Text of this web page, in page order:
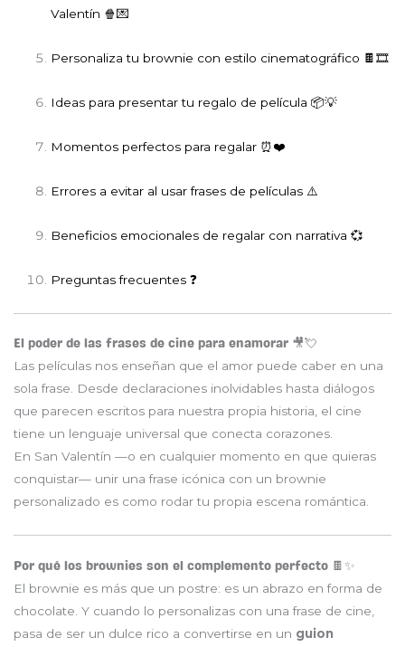
Valentín 🍿💌
Personaliza tu brownie con estilo cinematográfico 🍫🎞️
Ideas para presentar tu regalo de película 📦💡
Momentos perfectos para regalar ⏰❤️
Errores a evitar al usar frases de películas ⚠️
Beneficios emocionales de regalar con narrativa 💞
Preguntas frecuentes ❓
El poder de las frases de cine para enamorar 🎥💘
Las películas nos enseñan que el amor puede caber en una
sola frase. Desde declaraciones inolvidables hasta diálogos
que parecen escritos para nuestra propia historia, el cine
tiene un lenguaje universal que conecta corazones.
En San Valentín —o en cualquier momento en que quieras
conquistar— unir una frase icónica con un brownie
personalizado es como rodar tu propia escena romántica.
Por qué los brownies son el complemento perfecto 🍫✨
El brownie es más que un postre: es un abrazo en forma de
chocolate. Y cuando lo personalizas con una frase de cine,
pasa de ser un dulce rico a convertirse en un guion